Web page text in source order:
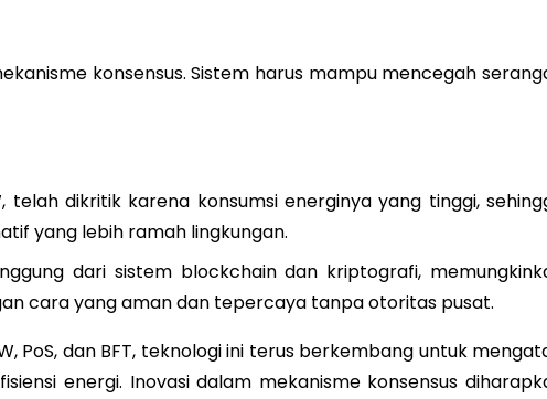
konsensus. Sistem harus mampu mencegah
telah dikritik karena konsumsi energinya yang tinggi,
yang lebih ramah lingkungan.
dari sistem blockchain dan kriptografi,
cara yang aman dan tepercaya tanpa otoritas pusat.
PoS, dan BFT, teknologi ini terus berkembang untuk
energi. Inovasi dalam mekanisme konsensus